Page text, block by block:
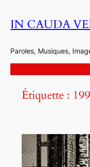
auIN CAUDA
Paroles, Musiques,
Étiquette :